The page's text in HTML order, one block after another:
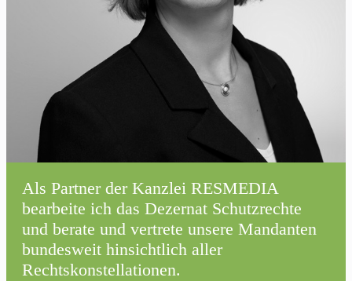
Als Partner der Kanzlei RESMEDIA
bearbeite ich das Dezernat Schutzrechte
und berate und vertrete unsere Mandanten
bundesweit hinsichtlich aller
Rechtskonstellationen.